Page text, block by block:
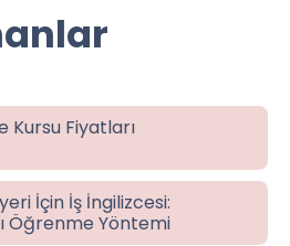
Kursu Fiyatları
İçin İş İngilizcesi:
Öğrenme Yöntemi